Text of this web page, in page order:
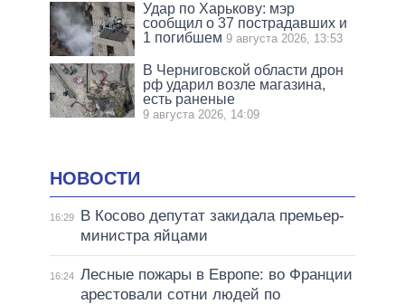
Удар по Харькову: мэр
сообщил о 37 пострадавших и
1 погибшем 9 августа 2026, 13:53
В Черниговской области дрон
рф ударил возле магазина,
есть раненые
9 августа 2026, 14:09
НОВОСТИ
16:29
В Косово депутат закидала премьер-
министра яйцами
16:24 Лесные пожары в Европе: во Франции
арестовали сотни людей по